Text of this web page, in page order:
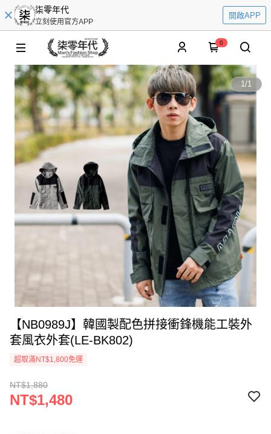
柒零年代
立刻使用官方APP
開啟APP
0
1/1
【NB0989J】韓國製配色拼接衝鋒機能工裝外
套風衣外套(LE-BK802)
超取滿NT$1,800免運
NT$1,880
NT$1,480